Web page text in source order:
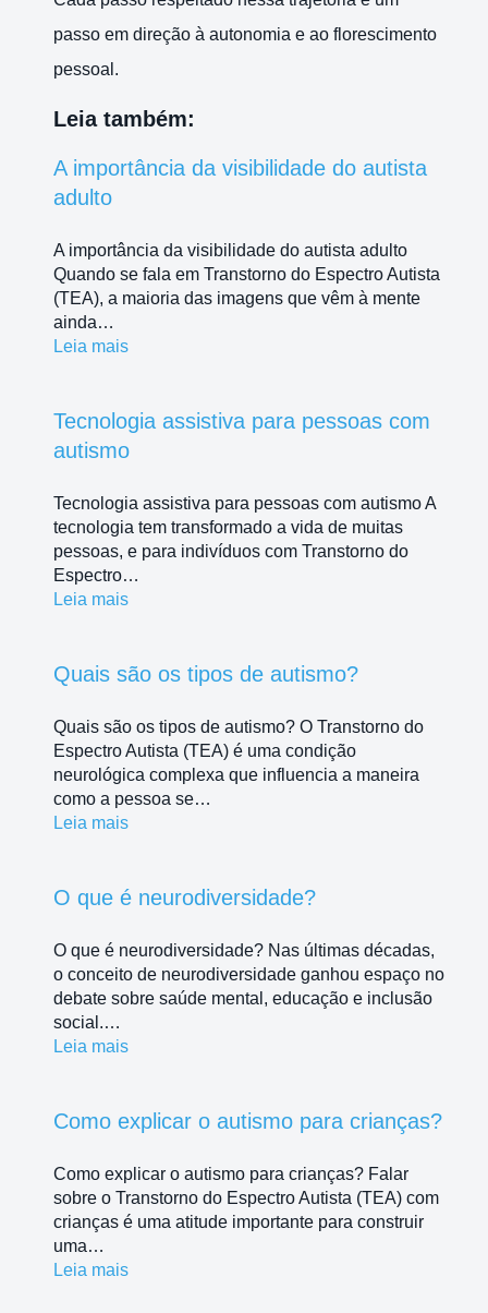
passo em direção à autonomia e ao florescimento
pessoal.
Leia também:
A importância da visibilidade do autista
adulto
A importância da visibilidade do autista adulto
Quando se fala em Transtorno do Espectro Autista
(TEA), a maioria das imagens que vêm à mente
ainda…
Leia mais
Tecnologia assistiva para pessoas com
autismo
Tecnologia assistiva para pessoas com autismo A
tecnologia tem transformado a vida de muitas
pessoas, e para indivíduos com Transtorno do
Espectro…
Leia mais
Quais são os tipos de autismo?
Quais são os tipos de autismo? O Transtorno do
Espectro Autista (TEA) é uma condição
neurológica complexa que influencia a maneira
como a pessoa se…
Leia mais
O que é neurodiversidade?
O que é neurodiversidade? Nas últimas décadas,
o conceito de neurodiversidade ganhou espaço no
debate sobre saúde mental, educação e inclusão
social.…
Leia mais
Como explicar o autismo para crianças?
Como explicar o autismo para crianças? Falar
sobre o Transtorno do Espectro Autista (TEA) com
crianças é uma atitude importante para construir
uma…
Leia mais